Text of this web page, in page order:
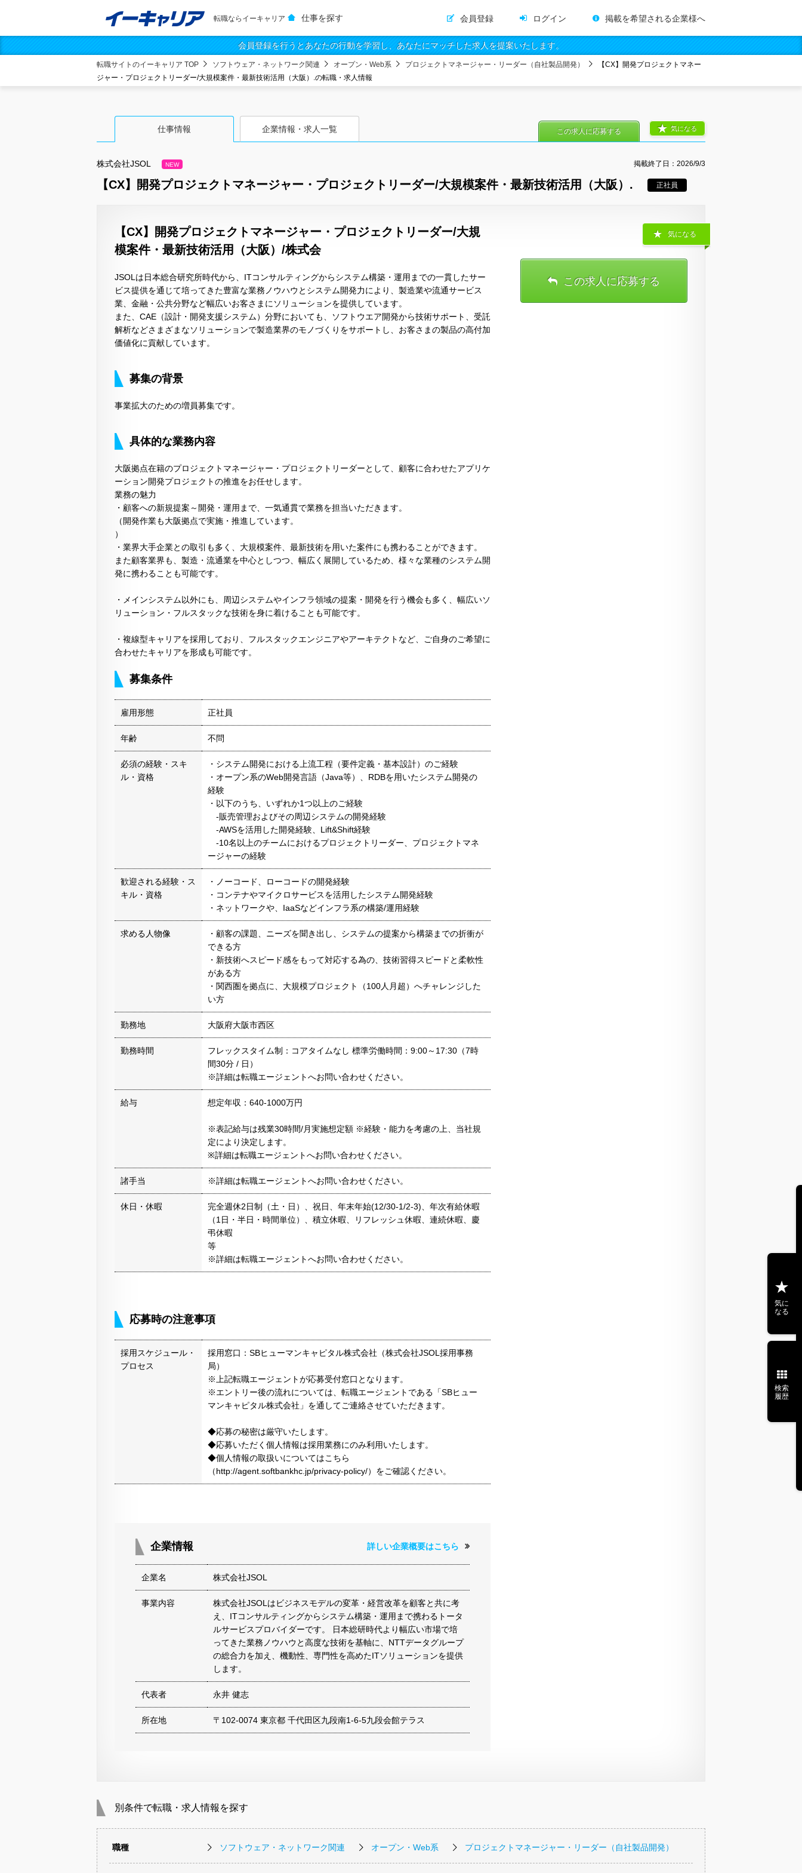
転職ならイーキャリア 仕事を探す 会員登録 ログイン 掲載を希望される企業様へ
会員登録を行うとあなたの行動を学習し、あなたにマッチした求人を提案いたします。
転職サイトのイーキャリア TOP ソフトウェア・ネットワーク関連 オープン・Web系 プロジェクトマネージャー・リーダー（自社製品開発）
【CX】開発プロジェクトマネー
ジャー・プロジェクトリーダー/大規模案件・最新技術活用（大阪）.の転職・求人情報
仕事情報 企業情報・求人一覧
株式会社JSOL NEW 掲載終了日： 2026/9/3
【CX】開発プロジェクトマネージャー・プロジェクトリーダー/大規模案件・最新技術活用（大阪）. 正社員
気になる
この求人に応募する
【CX】開発プロジェクトマネージャー・プロジェクトリーダー/大規
模案件・最新技術活用（大阪）/株式会
JSOLは日本総合研究所時代から、ITコンサルティングからシステム構築・運用までの一貫したサー
ビス提供を通じて培ってきた豊富な業務ノウハウとシステム開発力により、製造業や流通サービス
業、金融・公共分野など幅広いお客さまにソリューションを提供しています。
また、CAE（設計・開発支援システム）分野においても、ソフトウエア開発から技術サポート、受託
解析などさまざまなソリューションで製造業界のモノづくりをサポートし、お客さまの製品の高付加
価値化に貢献しています。
募集の背景
事業拡大のための増員募集です。
具体的な業務内容
大阪拠点在籍のプロジェクトマネージャー・プロジェクトリーダーとして、顧客に合わせたアプリケ
ーション開発プロジェクトの推進をお任せします。
業務の魅力
・顧客への新規提案～開発・運用まで、一気通貫で業務を担当いただきます。
（開発作業も大阪拠点で実施・推進しています。
）
・業界大手企業との取引も多く、大規模案件、最新技術を用いた案件にも携わることができます。
また顧客業界も、製造・流通業を中心としつつ、幅広く展開しているため、様々な業種のシステム開
発に携わることも可能です。
・メインシステム以外にも、周辺システムやインフラ領域の提案・開発を行う機会も多く、幅広いソ
リューション・フルスタックな技術を身に着けることも可能です。
・複線型キャリアを採用しており、フルスタックエンジニアやアーキテクトなど、ご自身のご希望に
合わせたキャリアを形成も可能です。
募集条件
雇用形態 正社員
年齢 不問
必須の経験・スキ
ル・資格
・システム開発における上流工程（要件定義・基本設計）のご経験
・オープン系のWeb開発言語（Java等）、RDBを用いたシステム開発の
経験
・以下のうち、いずれか1つ以上のご経験
-販売管理およびその周辺システムの開発経験
-AWSを活用した開発経験、Lift&Shift経験
-10名以上のチームにおけるプロジェクトリーダー、プロジェクトマネ
ージャーの経験
歓迎される経験・ス
キル・資格
・ノーコード、ローコードの開発経験
・コンテナやマイクロサービスを活用したシステム開発経験
・ネットワークや、IaaSなどインフラ系の構築/運用経験
求める人物像
・顧客の課題、ニーズを聞き出し、システムの提案から構築までの折衝が
できる方
・新技術へスピード感をもって対応する為の、技術習得スピードと柔軟性
がある方
・関西圏を拠点に、大規模プロジェクト（100人月超）へチャレンジした
い方
勤務地 大阪府大阪市西区
勤務時間
フレックスタイム制：コアタイムなし 標準労働時間：9:00～17:30（7時
間30分 / 日）
※詳細は転職エージェントへお問い合わせください。
給与 想定年収：640-1000万円
※表記給与は残業30時間/月実施想定額 ※経験・能力を考慮の上、当社規
定により決定します。
※詳細は転職エージェントへお問い合わせください。
諸手当 ※詳細は転職エージェントへお問い合わせください。
休日・休暇
完全週休2日制（土・日）、祝日、年末年始(12/30-1/2-3)、年次有給休暇
（1日・半日・時間単位）、積立休暇、リフレッシュ休暇、連続休暇、慶
弔休暇
等
※詳細は転職エージェントへお問い合わせください。
応募時の注意事項
採用スケジュール・
プロセス
採用窓口：SBヒューマンキャピタル株式会社（株式会社JSOL採用事務
局）
※上記転職エージェントが応募受付窓口となります。
※エントリー後の流れについては、転職エージェントである「SBヒュー
マンキャピタル株式会社」を通してご連絡させていただきます。
◆応募の秘密は厳守いたします。
◆応募いただく個人情報は採用業務にのみ利用いたします。
◆個人情報の取扱いについてはこちら
（http://agent.softbankhc.jp/privacy-policy/）をご確認ください。
企業情報 詳しい企業概要はこちら
企業名 株式会社JSOL
事業内容
株式会社JSOLはビジネスモデルの変革・経営改革を顧客と共に考
え、ITコンサルティングからシステム構築・運用まで携わるトータ
ルサービスプロバイダーです。 日本総研時代より幅広い市場で培
ってきた業務ノウハウと高度な技術を基軸に、NTTデータグループ
の総合力を加え、機動性、専門性を高めたITソリューションを提供
します。
代表者 永井 健志
所在地 〒102-0074 東京都 千代田区九段南1-6-5九段会館テラス
気になる
この求人に応募する
別条件で転職・求人情報を探す
職種 ソフトウェア・ネットワーク関連 オープン・Web系 プロジェクトマネージャー・リーダー（自社製品開発）
気に
なる
検索
履歴